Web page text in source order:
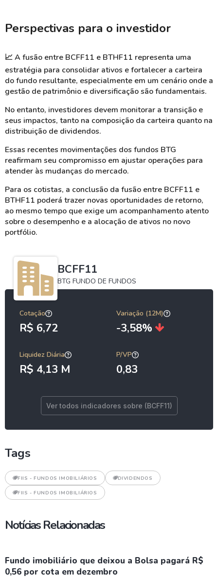
Perspectivas para o investidor
📈A fusão entre BCFF11 e BTHF11 representa uma
estratégia para consolidar ativos e fortalecer a carteira
do fundo resultante, especialmente em um cenário onde a
gestão de patrimônio e diversificação são fundamentais.
No entanto, investidores devem monitorar a transição e
seus impactos, tanto na composição da carteira quanto na
distribuição de dividendos.
Essas recentes movimentações dos fundos BTG
reafirmam seu compromisso em ajustar operações para
atender às mudanças do mercado.
Para os cotistas, a conclusão da fusão entre BCFF11 e
BTHF11 poderá trazer novas oportunidades de retorno,
ao mesmo tempo que exige um acompanhamento atento
sobre o desempenho e a alocação de ativos no novo
portfólio.
BCFF11
BTG FUNDO DE FUNDOS
Cotação
R$ 6,72
Variação (12M)
-3,58%
Liquidez Diária
R$ 4,13 M
P/VP
0,83
Ver todos indicadores sobre (BCFF11)
Tags
FIIS - FUNDOS IMOBILIÁRIOS DIVIDENDOS
FIIS - FUNDOS IMOBILIÁRIOS
Notícias Relacionadas
Fundo imobiliário que deixou a Bolsa pagará R$
0,56 por cota em dezembro